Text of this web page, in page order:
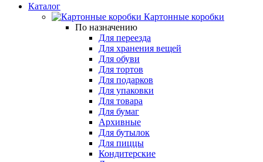
Каталог
Картонные коробки
По назначению
Для переезда
Для хранения вещей
Для обуви
Для тортов
Для подарков
Для упаковки
Для товара
Для бумаг
Архивные
Для бутылок
Для пиццы
Кондитерские